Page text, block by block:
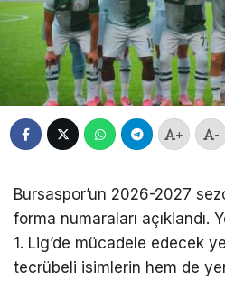
+ -
Bursaspor’un 2026-2027
forma numaraları açıklandı.
1. Lig’de mücadele edecek
tecrübeli isimlerin hem de